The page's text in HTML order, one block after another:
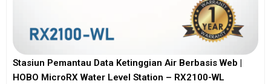
Stasiun Pemantau Data Ketinggian Air Berbasis Web |
HOBO MicroRX Water Level Station – RX2100-WL